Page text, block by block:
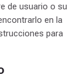
de usuario o su
en la
para